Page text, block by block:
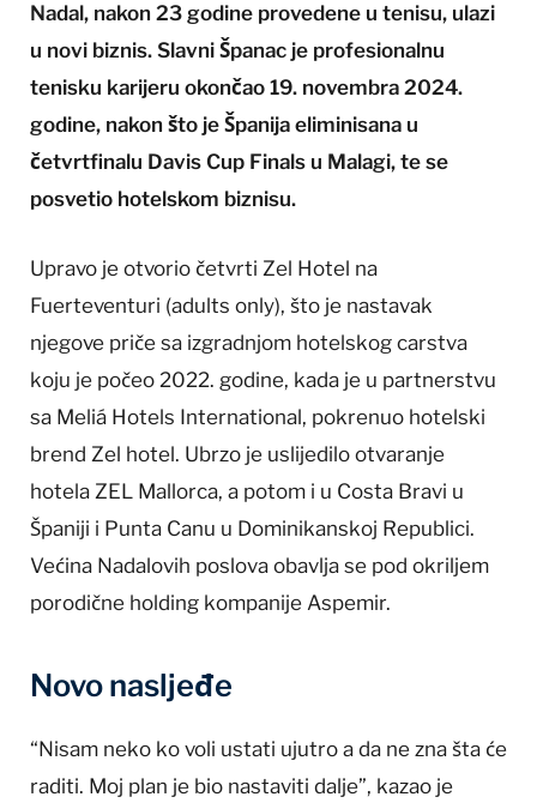
Nadal, nakon 23 godine provedene u tenisu, ulazi
u novi biznis. Slavni Španac je profesionalnu
tenisku karijeru okončao 19. novembra 2024.
godine, nakon što je Španija eliminisana u
četvrtfinalu Davis Cup Finals u Malagi, te se
posvetio hotelskom biznisu.
Upravo je otvorio četvrti Zel Hotel na
Fuerteventuri (adults only), što je nastavak
njegove priče sa izgradnjom hotelskog carstva
koju je počeo 2022. godine, kada je u partnerstvu
sa Meliá Hotels International, pokrenuo hotelski
brend Zel hotel. Ubrzo je uslijedilo otvaranje
hotela ZEL Mallorca, a potom i u Costa Bravi u
Španiji i Punta Canu u Dominikanskoj Republici.
Većina Nadalovih poslova obavlja se pod okriljem
porodične holding kompanije Aspemir.
Novo nasljeđe
“Nisam neko ko voli ustati ujutro a da ne zna šta će
raditi. Moj plan je bio nastaviti dalje”, kazao je